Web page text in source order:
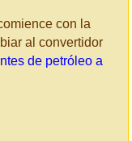
con la
al convertidor
de petróleo a